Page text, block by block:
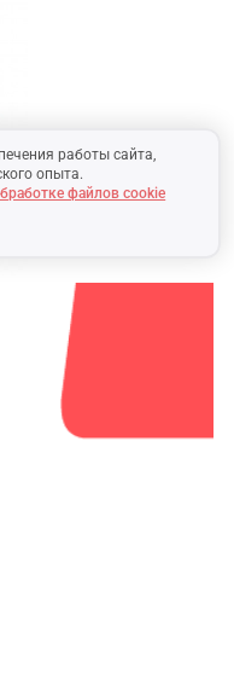
работы сайта,
опыта.
файлов cookie